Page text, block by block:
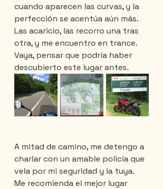
cuando aparecen las curvas, y la
perfección se acentúa aún más.
Las acaricio, las recorro una tras
otra, y me encuentro en trance.
Vaya, pensar que podría haber
descubierto este lugar antes.
A mitad de camino, me detengo a
charlar con un amable policía que
vela por mi seguridad y la tuya.
Me recomienda el mejor lugar